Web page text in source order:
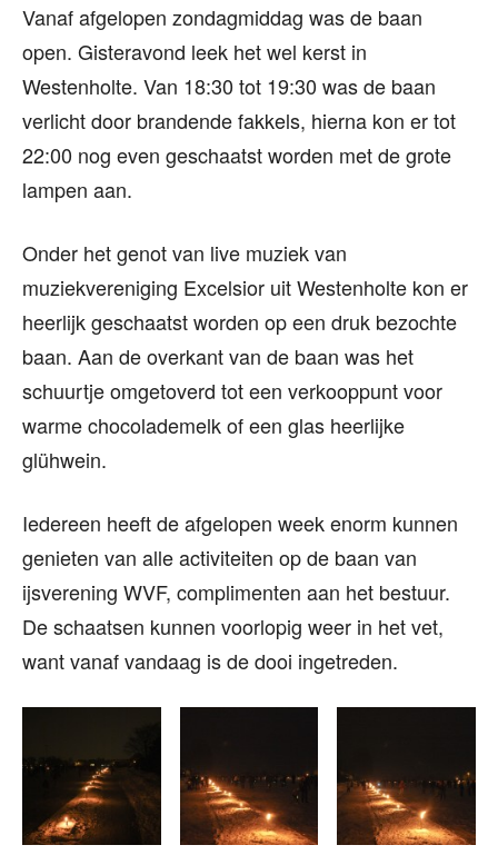
Vanaf afgelopen zondagmiddag was de baan
open. Gisteravond leek het wel kerst in
Westenholte. Van 18:30 tot 19:30 was de baan
verlicht door brandende fakkels, hierna kon er tot
22:00 nog even geschaatst worden met de grote
lampen aan.
Onder het genot van live muziek van
muziekvereniging Excelsior uit Westenholte kon er
heerlijk geschaatst worden op een druk bezochte
baan. Aan de overkant van de baan was het
schuurtje omgetoverd tot een verkooppunt voor
warme chocolademelk of een glas heerlijke
glühwein.
Iedereen heeft de afgelopen week enorm kunnen
genieten van alle activiteiten op de baan van
ijsverening WVF, complimenten aan het bestuur.
De schaatsen kunnen voorlopig weer in het vet,
want vanaf vandaag is de dooi ingetreden.